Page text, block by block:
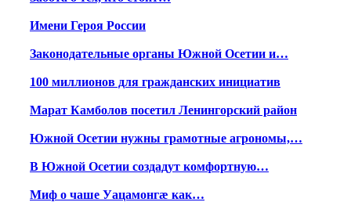
Имени Героя России
Законодательные органы Южной Осетии и…
100 миллионов для гражданских инициатив
Марат Камболов посетил Ленингорский район
Южной Осетии нужны грамотные агрономы,…
В Южной Осетии создадут комфортную…
Миф о чаше Уацамонгæ как…